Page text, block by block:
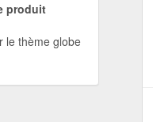
produit
le thème globe